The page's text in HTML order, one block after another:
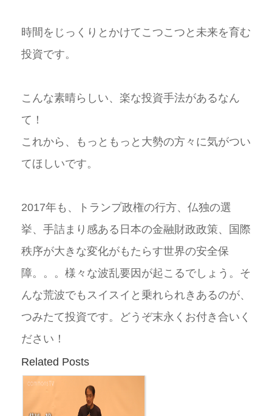
時間をじっくりとかけてこつこつと未来を育む
投資です。
こんな素晴らしい、楽な投資手法があるなん
て！
これから、もっともっと大勢の方々に気がつい
てほしいです。
2017年も、トランプ政権の行方、仏独の選
挙、手詰まり感ある日本の金融財政政策、国際
秩序が大きな変化がもたらす世界の安全保
障。。。様々な波乱要因が起こるでしょう。そ
んな荒波でもスイスイと乗れられきあるのが、
つみたて投資です。どうぞ末永くお付き合いく
ださい！
Related Posts